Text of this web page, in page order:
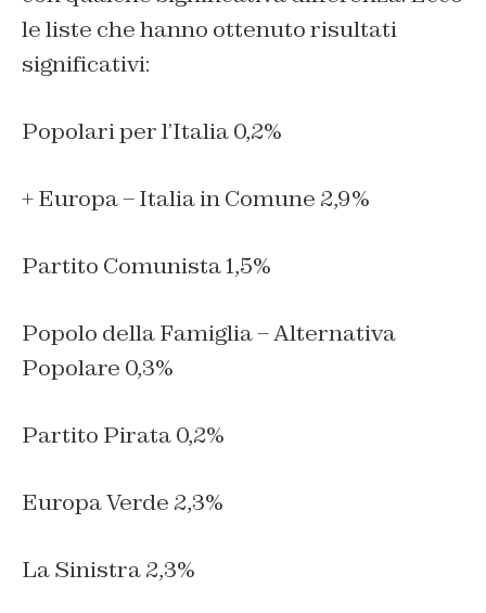
le liste che hanno ottenuto risultati
significativi:
Popolari per l’Italia 0,2%
+ Europa – Italia in Comune 2,9%
Partito Comunista 1,5%
Popolo della Famiglia – Alternativa
Popolare 0,3%
Partito Pirata 0,2%
Europa Verde 2,3%
La Sinistra 2,3%